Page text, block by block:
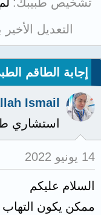
التعديل
إجابة الطاقم
Ismail
استشاري
14 يونيو 2022
السلام عليكم
ممكن يكون